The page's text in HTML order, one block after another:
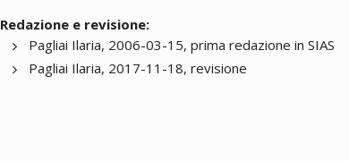
Redazione e revisione:
Pagliai Ilaria, 2006-03-15, prima redazione in SIAS
Pagliai Ilaria, 2017-11-18, revisione